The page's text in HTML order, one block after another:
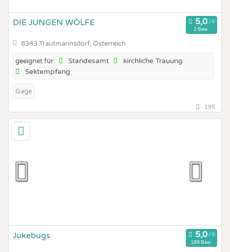
DIE JUNGEN WÖLFE
2 Bew.
8343 Trautmannsdorf, Österreich
geeignet für: Standesamt
kirchliche Trauung
Sektempfang
Gage
195
Jukebugs
189 Bew.